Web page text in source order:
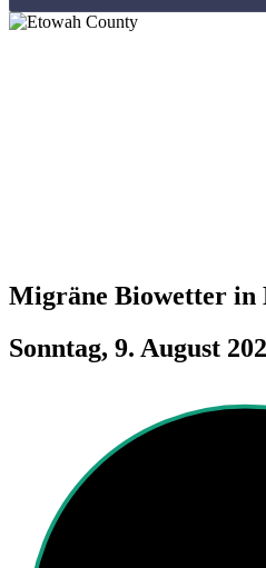
Migräne Biowetter in
Sonntag, 9. August